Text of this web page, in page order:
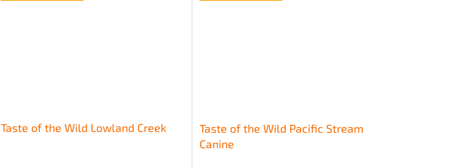
Taste of the Wild Lowland Creek
Taste of the Wild Pacific Stream
Canine